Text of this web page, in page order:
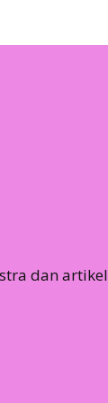
dan artikel